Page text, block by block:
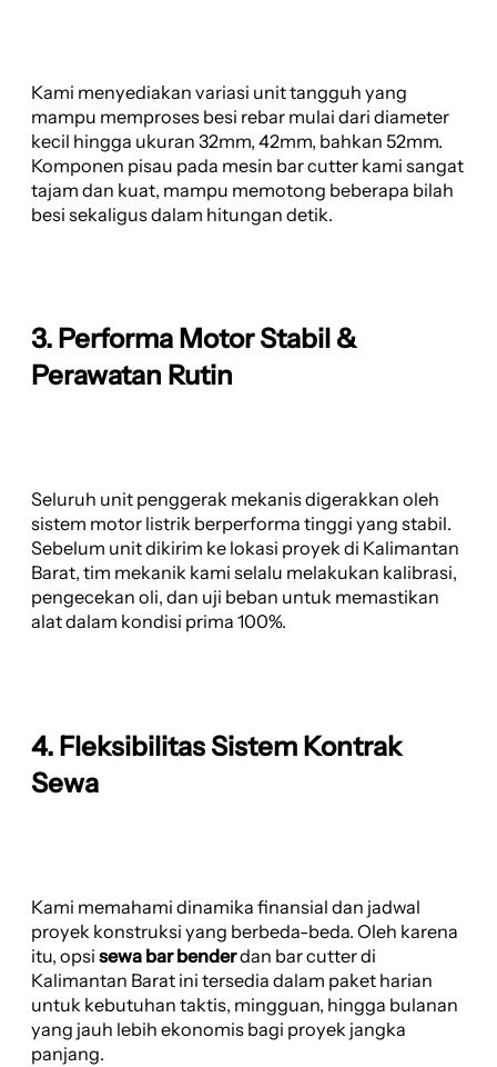
Kami menyediakan variasi unit tangguh yang
mampu memproses besi rebar mulai dari diameter
kecil hingga ukuran 32mm, 42mm, bahkan 52mm.
Komponen pisau pada mesin bar cutter kami sangat
tajam dan kuat, mampu memotong beberapa bilah
besi sekaligus dalam hitungan detik.
3. Performa Motor Stabil &
Perawatan Rutin
Seluruh unit penggerak mekanis digerakkan oleh
sistem motor listrik berperforma tinggi yang stabil.
Sebelum unit dikirim ke lokasi proyek di Kalimantan
Barat, tim mekanik kami selalu melakukan kalibrasi,
pengecekan oli, dan uji beban untuk memastikan
alat dalam kondisi prima 100%.
4. Fleksibilitas Sistem Kontrak
Sewa
Kami memahami dinamika finansial dan jadwal
proyek konstruksi yang berbeda-beda. Oleh karena
itu, opsi sewa bar benderdan bar cutter di
Kalimantan Barat ini tersedia dalam paket harian
untuk kebutuhan taktis, mingguan, hingga bulanan
yang jauh lebih ekonomis bagi proyek jangka
panjang.